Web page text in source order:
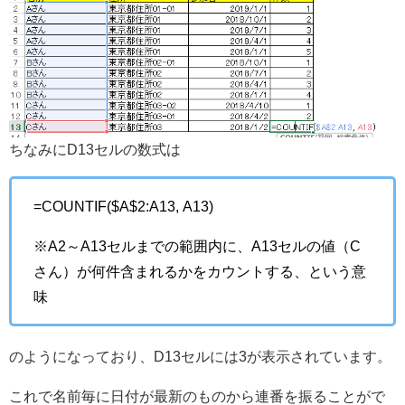
ちなみにD13セルの数式は
=COUNTIF($A$2:A13, A13)
※A2～A13セルまでの範囲内に、A13セルの値（C
さん）が何件含まれるかをカウントする、という意
味
のようになっており、D13セルには3が表示されています。
これで名前毎に日付が最新のものから連番を振ることがで